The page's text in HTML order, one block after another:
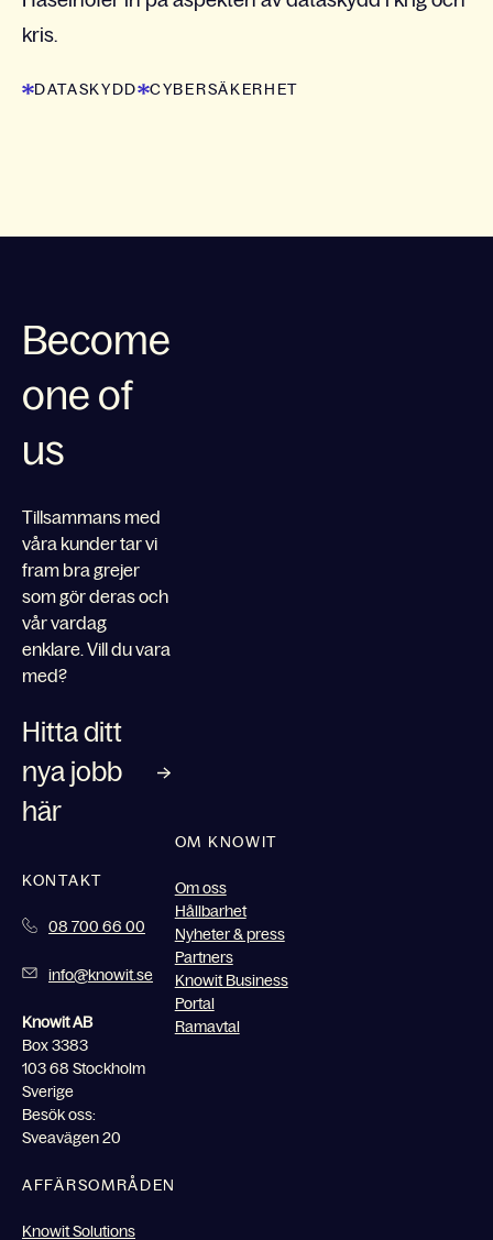
kris.
DATASKYDD CYBERSÄKERHET
Become
one of
us
Tillsammans med
våra kunder tar vi
fram bra grejer
som gör deras och
vår vardag
enklare. Vill du vara
med?
Hitta ditt
nya jobb
här
KONTAKT
08 700 66 00
info@knowit.se
Knowit AB
Box 3383
103 68 Stockholm
Sverige
Besök oss:
Sveavägen 20
OM KNOWIT
Om oss
Hållbarhet
Nyheter & press
Partners
Knowit Business
Portal
Ramavtal
AFFÄRSOMRÅDEN
Knowit Solutions